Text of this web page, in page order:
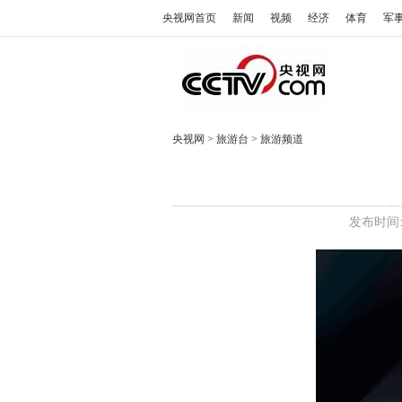
央视网首页 新闻 视频 经济 体育 军
央视网 > 旅游台 > 旅游频道
发布时